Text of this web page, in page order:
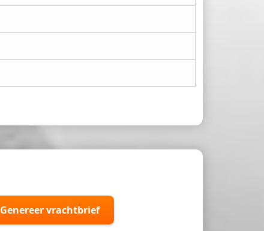
Genereer vrachtbrief